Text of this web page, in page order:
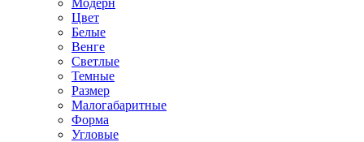
Модерн
Цвет
Белые
Венге
Светлые
Темные
Размер
Малогабаритные
Форма
Угловые